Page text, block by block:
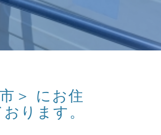
＞ にお住
ります。